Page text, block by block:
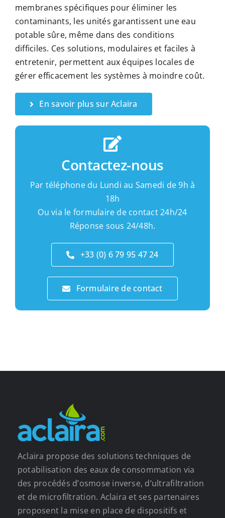
membranes spécifiques pour éliminer les
contaminants, les unités garantissent une eau
potable sûre, même dans des conditions
difficiles. Ces solutions, modulaires et faciles à
entretenir, permettent aux équipes locales de
gérer efficacement les systèmes à moindre coût.
En savoir plus sur Aclaira
Contactez-nous
Par téléphone du Lundi au Samedi de 9h à
18h
Ou via le formulaire de contact 24h/24
Réponse sous 24/48h.
+33 (0) 6 79 95 47 24
Formulaire de contact
Aclaira propose des solutions techniques de
potabilisation des eaux de consommation via
des procédés d’osmose inverse, d’ultrafiltration
et de microfiltration. Aclaira et ses partenaires
proposent la mise en place de dispositifs et